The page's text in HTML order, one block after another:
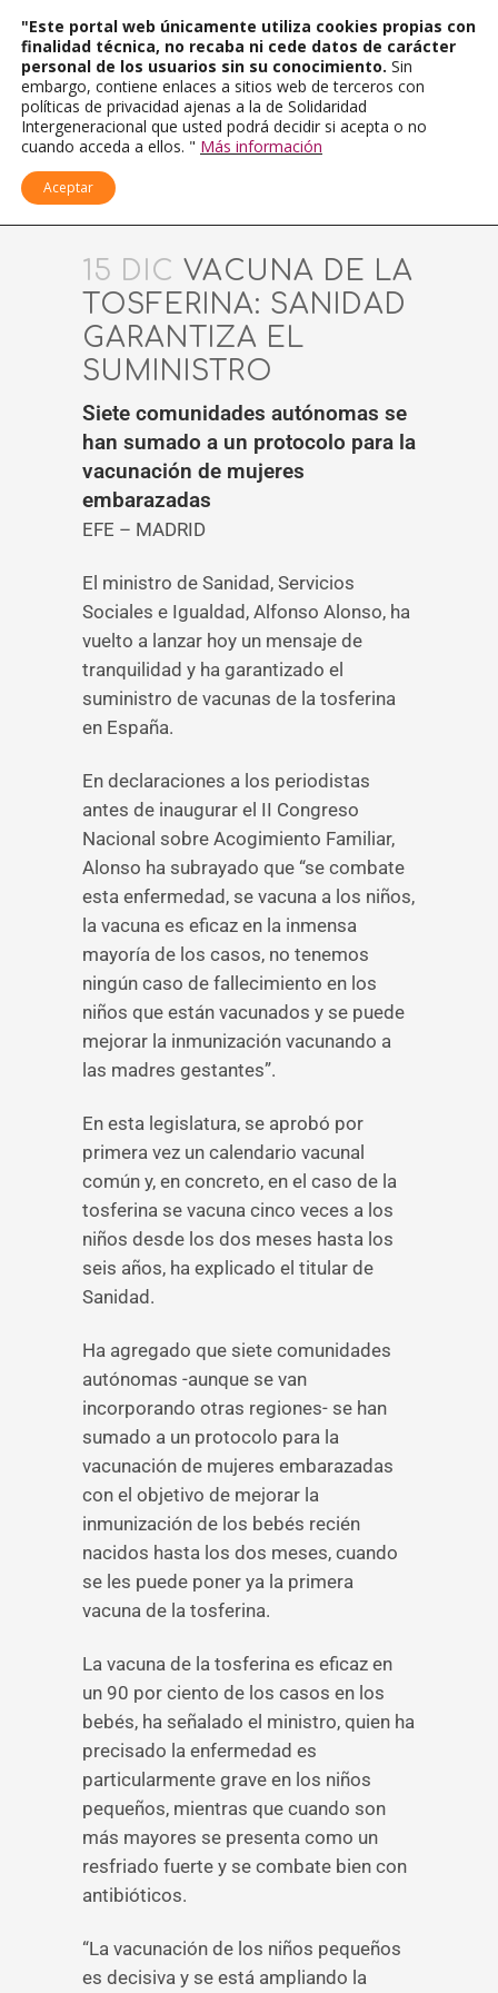
15 DIC VACUNA DE LA
TOSFERINA: SANIDAD
GARANTIZA EL
SUMINISTRO
Siete comunidades autónomas se
han sumado a un protocolo para la
vacunación de mujeres
embarazadas
EFE – MADRID
El ministro de Sanidad, Servicios
Sociales e Igualdad, Alfonso Alonso, ha
vuelto a lanzar hoy un mensaje de
tranquilidad y ha garantizado el
suministro de vacunas de la tosferina
en España.
En declaraciones a los periodistas
antes de inaugurar el II Congreso
Nacional sobre Acogimiento Familiar,
Alonso ha subrayado que “se combate
esta enfermedad, se vacuna a los niños,
la vacuna es eficaz en la inmensa
mayoría de los casos, no tenemos
ningún caso de fallecimiento en los
niños que están vacunados y se puede
mejorar la inmunización vacunando a
las madres gestantes”.
En esta legislatura, se aprobó por
primera vez un calendario vacunal
común y, en concreto, en el caso de la
tosferina se vacuna cinco veces a los
niños desde los dos meses hasta los
seis años, ha explicado el titular de
Sanidad.
Ha agregado que siete comunidades
autónomas -aunque se van
incorporando otras regiones- se han
sumado a un protocolo para la
vacunación de mujeres embarazadas
con el objetivo de mejorar la
inmunización de los bebés recién
nacidos hasta los dos meses, cuando
se les puede poner ya la primera
vacuna de la tosferina.
La vacuna de la tosferina es eficaz en
un 90 por ciento de los casos en los
bebés, ha señalado el ministro, quien ha
precisado la enfermedad es
particularmente grave en los niños
pequeños, mientras que cuando son
más mayores se presenta como un
resfriado fuerte y se combate bien con
antibióticos.
“La vacunación de los niños pequeños
es decisiva y se está ampliando la
"Este portal web únicamente utiliza cookies propias con
finalidad técnica, no recaba ni cede datos de carácter
personal de los usuarios sin su conocimiento. Sin
embargo, contiene enlaces a sitios web de terceros con
políticas de privacidad ajenas a la de Solidaridad
Intergeneracional que usted podrá decidir si acepta o no
cuando acceda a ellos. " Más información
Aceptar